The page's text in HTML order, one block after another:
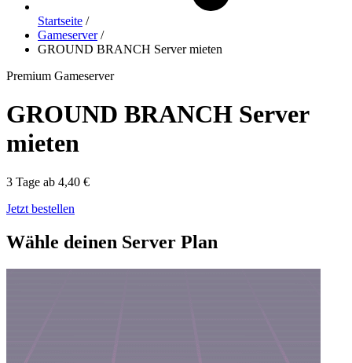
Startseite /
Gameserver/
GROUND BRANCH Server mieten
Premium Gameserver
GROUND BRANCH Server
mieten
3 Tage ab 4,40 €
Jetzt bestellen
Wähle deinen Server Plan